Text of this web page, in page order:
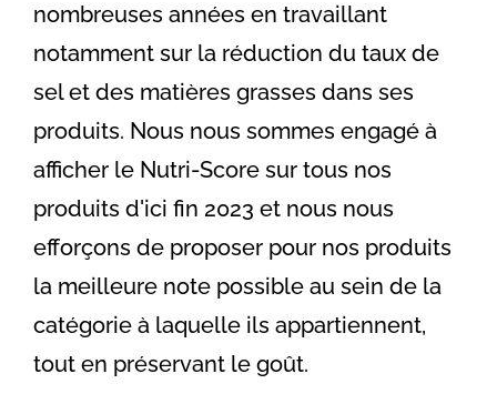
nombreuses années en travaillant
notamment sur la réduction du taux de
sel et des matières grasses dans ses
produits. Nous nous sommes engagé à
afficher le Nutri-Score sur tous nos
produits d'ici fin 2023 et nous nous
efforçons de proposer pour nos produits
la meilleure note possible au sein de la
catégorie à laquelle ils appartiennent,
tout en préservant le goût.